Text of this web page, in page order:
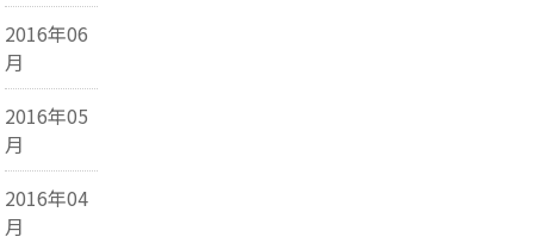
2016年06
月
2016年05
月
2016年04
月